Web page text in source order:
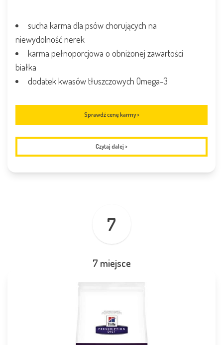
sucha karma dla psów chorujących na
niewydolność nerek
karma pełnoporcjowa o obniżonej zawartości
białka
dodatek kwasów tłuszczowych Omega-3
Sprawdź cenę karmy >
Czytaj dalej >
7
7 miejsce